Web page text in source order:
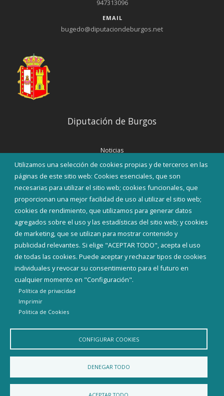
Utilizamos una selección de cookies propias y de terceros en las
páginas de este sitio web: Cookies esenciales, que son
necesarias para utilizar el sitio web; cookies funcionales, que
proporcionan una mejor facilidad de uso al utilizar el sitio web;
cookies de rendimiento, que utilizamos para generar datos
agregados sobre el uso y las estadísticas del sitio web; y cookies
de marketing, que se utilizan para mostrar contenido y
publicidad relevantes. Si elige "ACEPTAR TODO", acepta el uso
de todas las cookies. Puede aceptar y rechazar tipos de cookies
individuales y revocar su consentimiento para el futuro en
cualquier momento en "Configuración".
Política de privacidad
Imprimir
Politica de Cookies
CONFIGURAR COOKIES
DENEGAR TODO
947313096
EMAIL
bugedo@diputaciondeburgos.net
Diputación de Burgos
Noticias
Eventos
Corporación Municipal
Teléfonos de interés
INICIAR SESIÓN
MAPA WEB